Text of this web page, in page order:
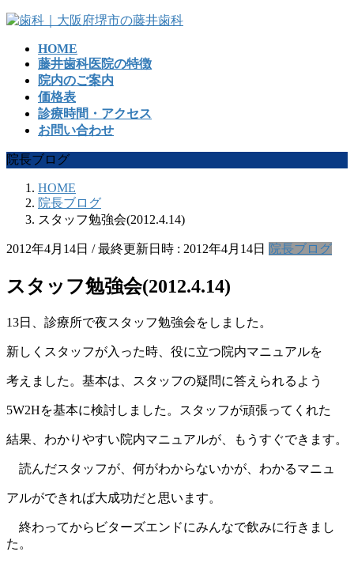
コ
ッ
プ
ナ
移
動
HOME
藤井歯科医院の特徴
院内のご案内
価格表
診療時間・アクセス
お問い合わせ
院長ブログ
HOME
院長ブログ
スタッフ勉強会(2012.4.14)
2012年4月14日 / 最終更新日時 : 2012年4月14日 院長ブログ
スタッフ勉強会(2012.4.14)
13日、診療所で夜スタッフ勉強会をしました。
新しくスタッフが入った時、役に立つ院内マニュアルを
考えました。基本は、スタッフの疑問に答えられるよう
5W2Hを基本に検討しました。スタッフが頑張ってくれた
結果、わかりやすい院内マニュアルが、もうすぐできます。
読んだスタッフが、何がわからないかが、わかるマニュ
アルができれば大成功だと思います。
終わってからビターズエンドにみんなで飲みに行きまし
た。